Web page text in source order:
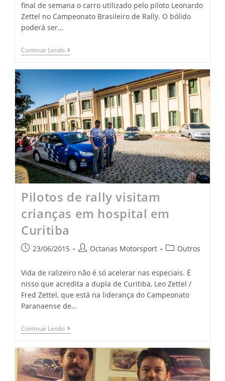
final de semana o carro utilizado pelo piloto Leonardo
Zettel no Campeonato Brasileiro de Rally. O bólido
poderá ser…
Continue Lendo
Pilotos de rally visitam
crianças em hospital em
Curitiba
23/06/2015 Octanas Motorsport Outros
Vida de ralizeiro não é só acelerar nas especiais. É
nisso que acredita a dupla de Curitiba, Leo Zettel /
Fred Zettel, que está na liderança do Campeonato
Paranaense de…
Continue Lendo